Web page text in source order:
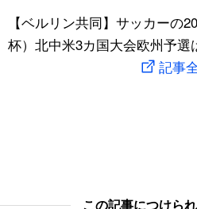
文化
動画/Live
スポーツ・東京2020
【ベルリン共同】サッカーの
杯）北中米3カ国大会欧州予選
記事
この記事につけら